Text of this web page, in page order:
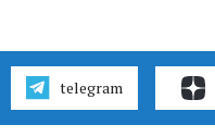
telegram